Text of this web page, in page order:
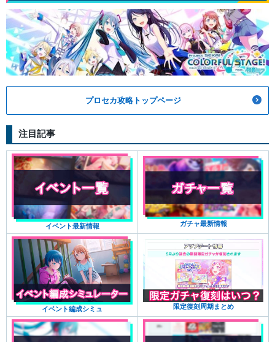
プロセカ攻略トップページ
注目記事
イベント最新情報 ガチャ最新情報
イベント編成シミュ 限定復刻周期まとめ